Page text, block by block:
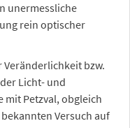
unermessliche
rein optischer
Veränderlichkeit bzw.
Licht- und
mit Petzval, obgleich
Versuch auf